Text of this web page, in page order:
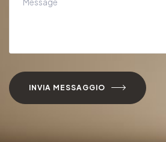
INVIA MESSAGGIO